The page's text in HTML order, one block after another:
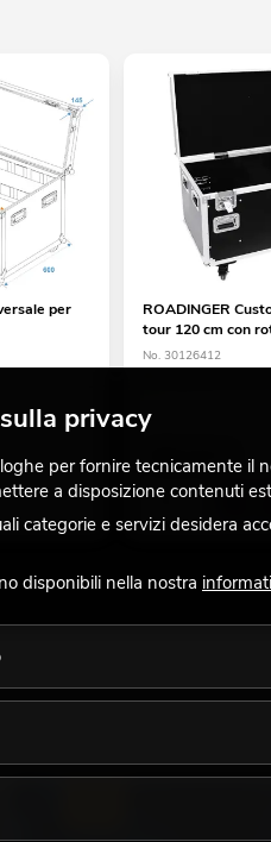
per
ROADINGER
tour 120 cm con
No. 30126412
499,00€
privacy
per fornire tecnicamente il
a disposizione contenuti
categorie e servizi desidera
disponibili nella nostra